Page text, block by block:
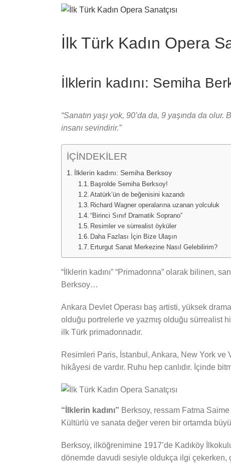
View
Image
İlk Türk Kadın Opera
İlklerin kadını: Semiha
“Sanatın yaşı yok, 90’da da, 9 yaşında da
insanı sevindirir.”
İÇİNDEKİLER
İlklerin kadını: Semiha Berksoy
Başrolde Semiha Berksoy!
Atatürk’ün de beğenisini kazandı
Richard Wagner operalarına uzanan yolculuk
“Birinci Sınıf Dramatik Soprano”
Resimler ve sürrealist öyküler
Daha Fazlası İçin Bize Ulaşın
Erturgut Sanat Merkezine Nasıl Gelebilirim?
“İlklerin kadını” “Primadonna” olarak bilinen,
Berksoy…
Ankara Devlet Operası baş artisti, yüksek
olduğu portrelerle ve yazmış olduğu sürrealist
ilk Türk primadonnadır.
Resimleri Paris, İstanbul, Ankara, New York ve
hikâyesi de vardır. Ruhu hep canlıdır. İçinde
“İlklerin kadını” Berksoy, ressam Fatma
Kültürlü ve sanata değer veren bir ortamda
Berksoy, ilköğrenimine 1917’de Kadıköy
dönemde davudi sesiyle oldukça ilgi çekerken,